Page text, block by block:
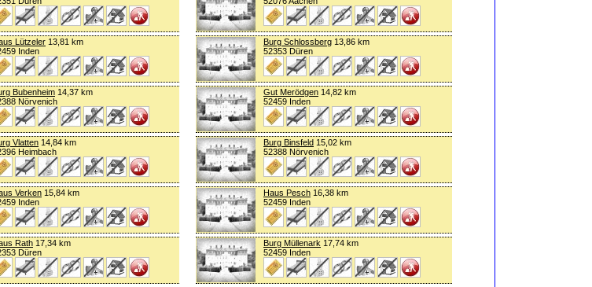
Lützeler 13,81 km
Inden
Burg Schlossberg 13,86 km
52353 Düren
Bubenheim 14,37 km
Nörvenich
Gut Merödgen 14,82 km
52459 Inden
Vlatten 14,84 km
Heimbach
Burg Binsfeld 15,02 km
52388 Nörvenich
Verken 15,84 km
Inden
Haus Pesch 16,38 km
52459 Inden
Rath 17,34 km
Düren
Burg Müllenark 17,74 km
52459 Inden